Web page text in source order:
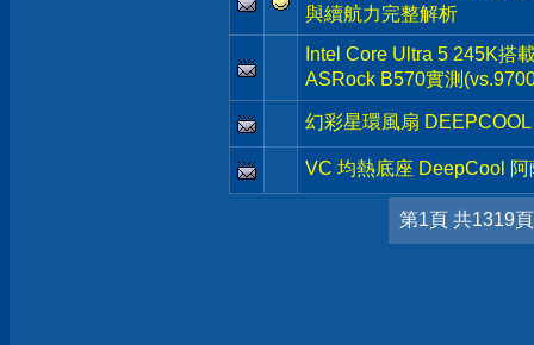
與續航力完整解析
Intel Core Ultra 5 245K搭
ASRock B570實測
幻彩星環風扇
VC 均熱底座 DeepCool
第1頁 共1319頁